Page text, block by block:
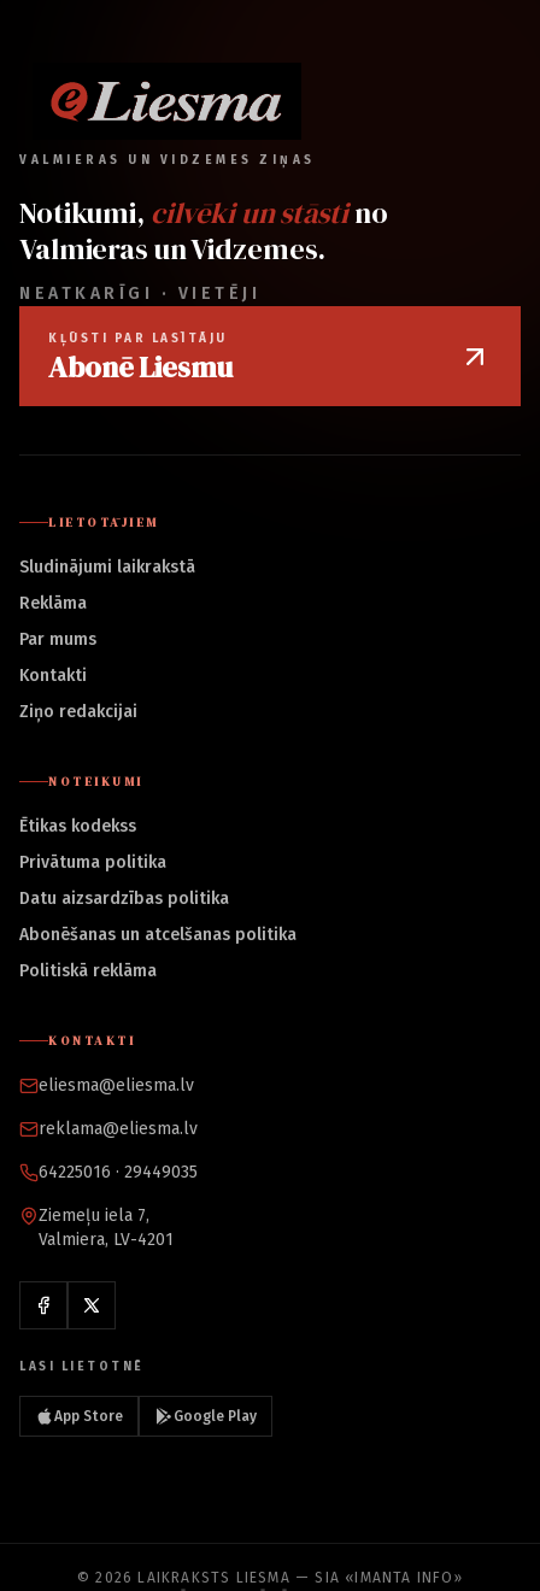
VALMIERAS UN VIDZEMES ZIŅAS
Notikumi, cilvēki un stāstino
Valmieras un Vidzemes.
NEATKARĪGI · VIETĒJI
KĻŪSTI PAR LASĪTĀJU
Abonē Liesmu
LIETOTĀJIEM
Sludinājumi laikrakstā
Reklāma
Par mums
Kontakti
Ziņo redakcijai
NOTEIKUMI
Ētikas kodekss
Privātuma politika
Datu aizsardzības politika
Abonēšanas un atcelšanas politika
Politiskā reklāma
KONTAKTI
eliesma@eliesma.lv
reklama@eliesma.lv
64225016 · 29449035
Ziemeļu iela 7,
Valmiera, LV-4201
LASI LIETOTNĒ
App Store Google Play
© 2026 LAIKRAKSTS LIESMA — SIA «IMANTA INFO»